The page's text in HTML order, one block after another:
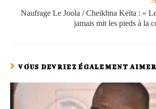
Naufrage Le Joola / Cheikhna Keïta : «
jamais mit les pieds à la
VOUS DEVRIEZ ÉGALEMENT AIMER